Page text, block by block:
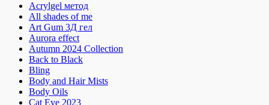
Acrylgel метод
All shades of me
Art Gum 3Д гел
Aurora effect
Autumn 2024 Collection
Back to Black
Bling
Body and Hair Mists
Body Oils
Cat Eye 2023